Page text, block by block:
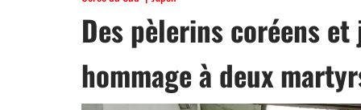
Des pèlerins coréens
hommage à deux